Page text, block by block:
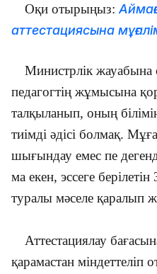
Оқи отырыңыз:
аттестациясына
Министрлік жауабына
педагогтің жұмысына
талқыланып, оның
тиімді әдісі болмақ.
шығындау емес пе
ма екен, эссеге
туралы мәселе қаралып
Аттестациялау
қарамастан міндеттеліп